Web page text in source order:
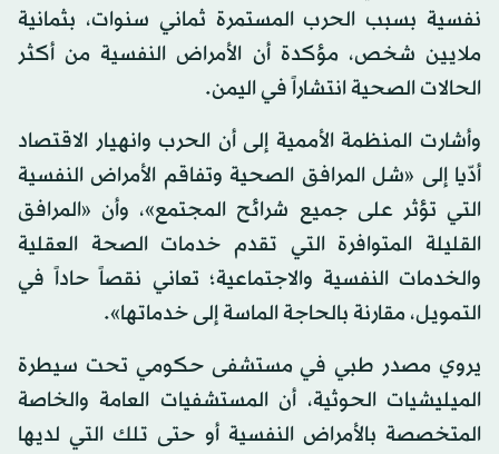
نفسية بسبب الحرب المستمرة ثماني سنوات، بثمانية
ملايين شخص، مؤكدة أن الأمراض النفسية من أكثر
الحالات الصحية انتشاراً في اليمن.
وأشارت المنظمة الأممية إلى أن الحرب وانهيار الاقتصاد
أدّيا إلى «شل المرافق الصحية وتفاقم الأمراض النفسية
التي تؤثر على جميع شرائح المجتمع»، وأن «المرافق
القليلة المتوافرة التي تقدم خدمات الصحة العقلية
والخدمات النفسية والاجتماعية؛ تعاني نقصاً حاداً في
التمويل، مقارنة بالحاجة الماسة إلى خدماتها».
يروي مصدر طبي في مستشفى حكومي تحت سيطرة
الميليشيات الحوثية، أن المستشفيات العامة والخاصة
المتخصصة بالأمراض النفسية أو حتى تلك التي لديها